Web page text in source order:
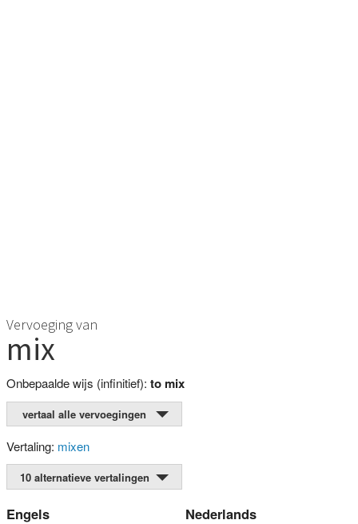
Vervoeging van
mix
Onbepaalde wijs (infinitief): to mix
vertaal alle vervoegingen
Vertaling: mixen
10 alternatieve vertalingen
Engels Nederlands